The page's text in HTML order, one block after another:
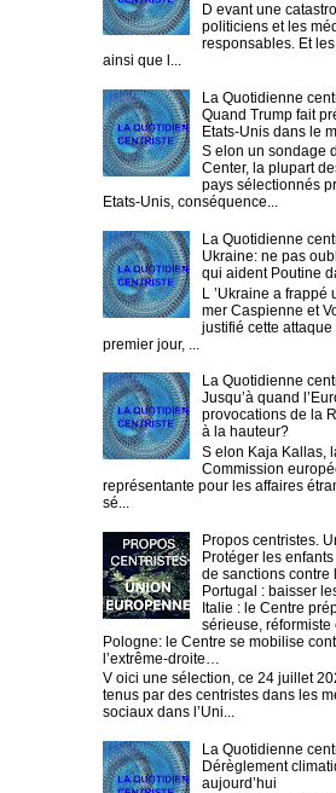
D evant une
politiciens et les
responsables. Et
ainsi que l...
La Quotidienne
Quand Trump fait
Etats-Unis dans le
S elon un sondage
Center, la plupart
pays sélectionnés
Etats-Unis, conséquence...
La Quotidienne
Ukraine: ne pas
qui aident Poutine
L ’Ukraine a
mer Caspienne et
justifié cette attaque
premier jour, ...
La Quotidienne
Jusqu’à quand
provocations de la
à la hauteur?
S elon Kaja Kallas,
Commission
représentante pour les affaires
sé...
Propos centristes.
Protéger les
de sanctions contre
Portugal : baisser
Italie : le Centre
sérieuse,
Pologne: le Centre se mobilise
l’extrême-droite…
V oici une sélection, ce 24 juillet
tenus par des centristes dans les
sociaux dans l’Uni...
La Quotidienne
Dérèglement
aujourd’hui